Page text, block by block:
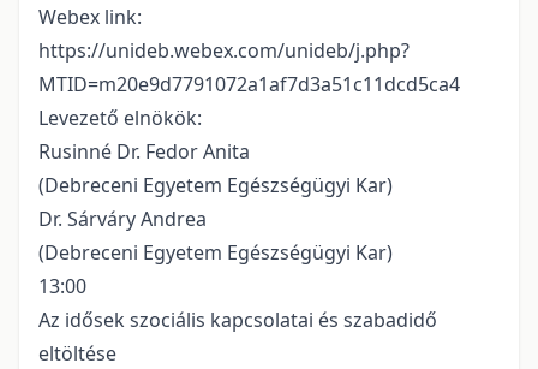
Webex link:
https://unideb.webex.com/unideb/j.php?
MTID=m20e9d7791072a1af7d3a51c11dcd5ca4
Levezető elnökök:
Rusinné Dr. Fedor Anita
(Debreceni Egyetem Egészségügyi Kar)
Dr. Sárváry Andrea
(Debreceni Egyetem Egészségügyi Kar)
13:00
Az idősek szociális kapcsolatai és szabadidő
eltöltése